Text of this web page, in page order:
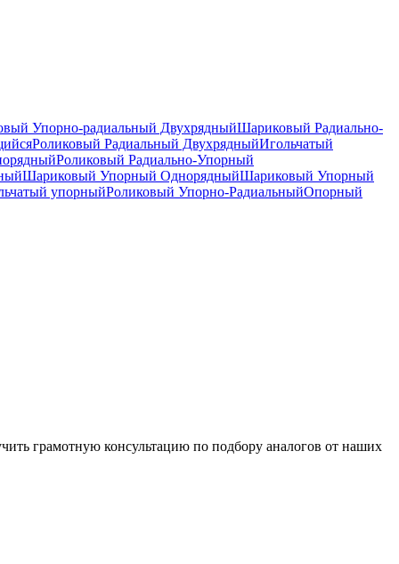
Упорно-радиальный ДвухрядныйШариковый Радиально-
Роликовый Радиальный ДвухрядныйИгольчатый
Роликовый Радиально-Упорный
Шариковый Упорный ОднорядныйШариковый Упорный
упорныйРоликовый Упорно-РадиальныйОпорный
грамотную консультацию по подбору аналогов от наших